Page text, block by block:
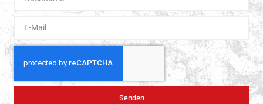
Senden